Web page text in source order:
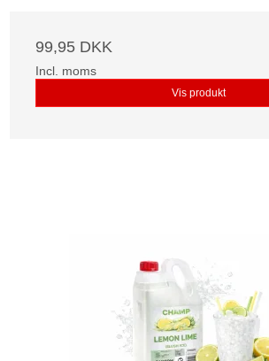
99,95 DKK
Incl. moms
Vis produkt